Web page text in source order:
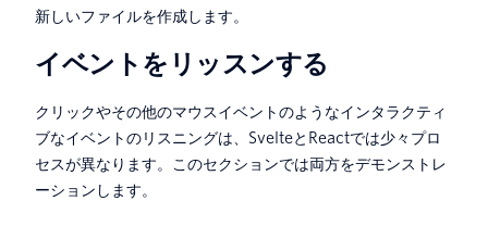
新しいファイルを作成します。
イベントをリッスンする
クリックやその他のマウスイベントのようなインタラクティ
ブなイベントのリスニングは、SvelteとReactでは少々プロ
セスが異なります。このセクションでは両方をデモンストレ
ーションします。